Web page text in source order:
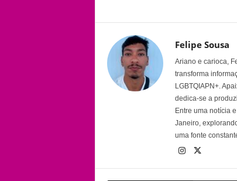
Felipe Sousa
Ariano e carioca,
transforma
LGBTQIAPN+.
dedica-se a
Entre uma notícia
Janeiro,
uma fonte